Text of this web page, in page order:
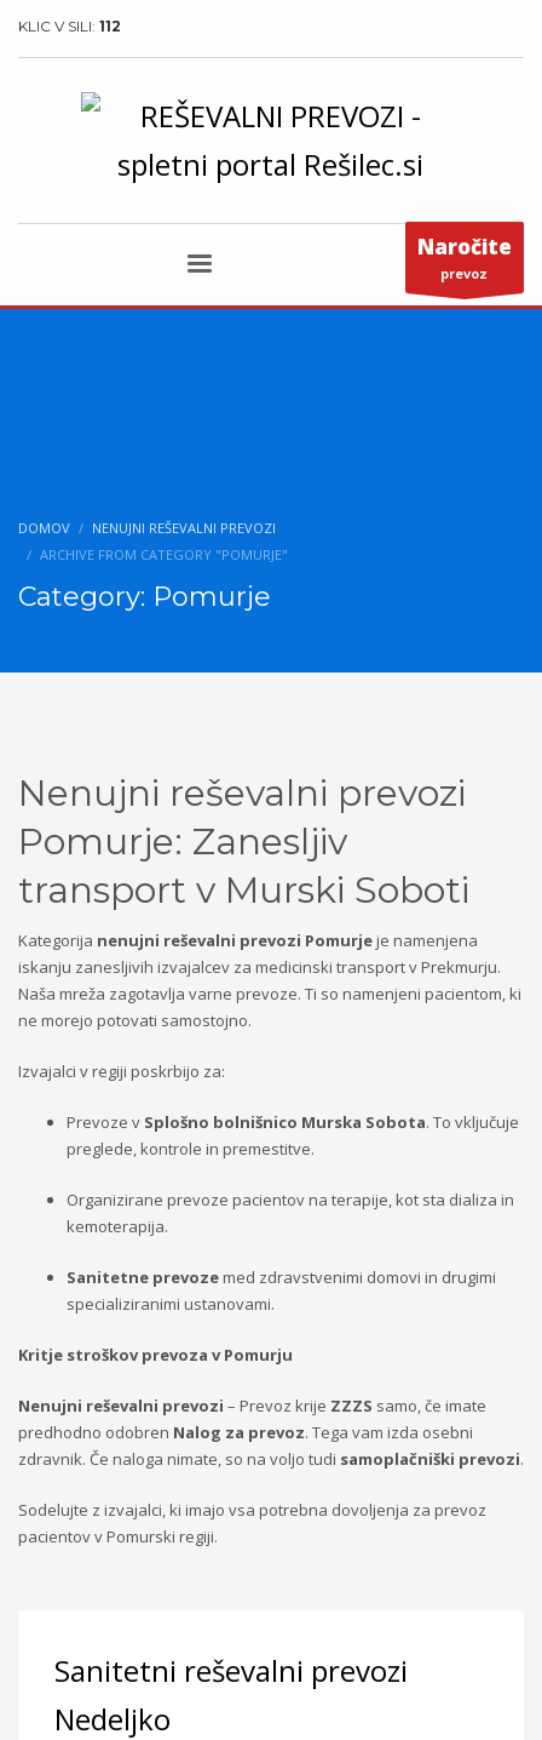
KLIC V SILI: 112
Naročite
prevoz
DOMOV
NENUJNI REŠEVALNI PREVOZI
ARCHIVE FROM CATEGORY "POMURJE"
Category: Pomurje
Nenujni reševalni prevozi
Pomurje: Zanesljiv
transport v Murski Soboti
Kategorija nenujni reševalni prevozi Pomurjeje namenjena
iskanju zanesljivih izvajalcev za medicinski transport v Prekmurju.
Naša mreža zagotavlja varne prevoze. Ti so namenjeni pacientom, ki
ne morejo potovati samostojno.
Izvajalci v regiji poskrbijo za:
Prevoze v Splošno bolnišnico Murska Sobota. To vključuje
preglede, kontrole in premestitve.
Organizirane prevoze pacientov na terapije, kot sta dializa in
kemoterapija.
Sanitetne prevozemed zdravstvenimi domovi in drugimi
specializiranimi ustanovami.
Kritje stroškov prevoza v Pomurju
Nenujni reševalni prevozi – Prevoz krije ZZZS samo, če imate
predhodno odobren Nalog za prevoz. Tega vam izda osebni
zdravnik. Če naloga nimate, so na voljo tudi samoplačniški prevozi.
Sodelujte z izvajalci, ki imajo vsa potrebna dovoljenja za prevoz
pacientov v Pomurski regiji.
Sanitetni reševalni prevozi
Nedeljko